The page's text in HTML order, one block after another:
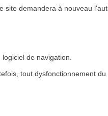
demandera à nouveau
de navigation.
tout dysfonctionnement